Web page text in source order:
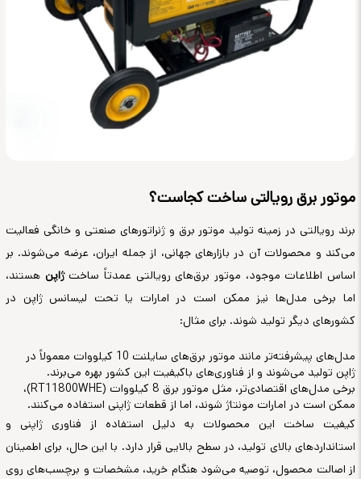
موتور برق رویالتی ساخت کجاست؟
برند رویالتی در زمینه تولید موتور برق و ژنراتورهای صنعتی و خانگی فعالیت
می‌کند و محصولات آن در بازارهای جهانی، از جمله ایران، عرضه می‌شوند. بر
اساس اطلاعات موجود، موتور برق‌های رویالتی عمدتاً ساختژاپن هستند،
اما برخی مدل‌ها نیز ممکن است در امارات یا تحت لیسانس ژاپن در
کشورهای دیگر تولید شوند. برای مثال:
مدل‌های پیشرفته‌تر مانند موتور برق‌های سایلنت 10 کیلووات معمولاً در
ژاپن تولید می‌شوند و از فناوری‌های باکیفیت این کشور بهره می‌برند.
برخی مدل‌های اقتصادی‌تر، مثل موتور برق 8 کیلووات (RT11800WHE)،
ممکن است در امارات مونتاژ شوند، اما از قطعات ژاپنی استفاده می‌کنند.
کیفیت ساخت این محصولات به دلیل استفاده از فناوری ژاپنی و
استانداردهای بالای تولید، در سطح بالایی قرار دارد. با این حال، برای اطمینان
از اصالت محصول، توصیه می‌شود هنگام خرید، مشخصات و برچسب‌های روی